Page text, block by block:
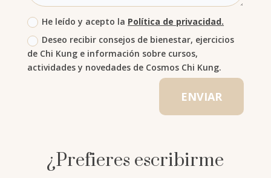
He leído y acepto la Política de privacidad.
Deseo recibir consejos de bienestar, ejercicios
de Chi Kung e información sobre cursos,
actividades y novedades de Cosmos Chi Kung.
ENVIAR
¿Prefieres escribirme